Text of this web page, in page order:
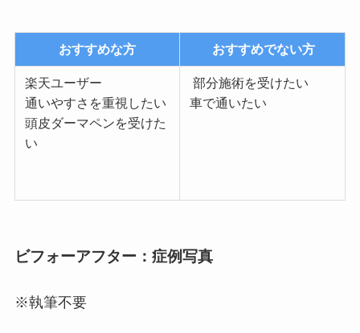
おすすめな方 おすすめでない方
楽天ユーザー
通いやすさを重視したい
頭皮ダーマペンを受けた
い
部分施術を受けたい
車で通いたい
ビフォーアフター：症例写真
※執筆不要